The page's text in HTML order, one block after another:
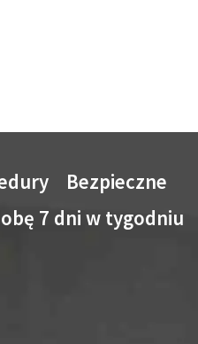
Bezpieczne
7 dni w tygodniu